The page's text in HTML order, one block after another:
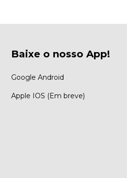
Baixe o nosso App!
Google Android
Apple IOS (Em breve)